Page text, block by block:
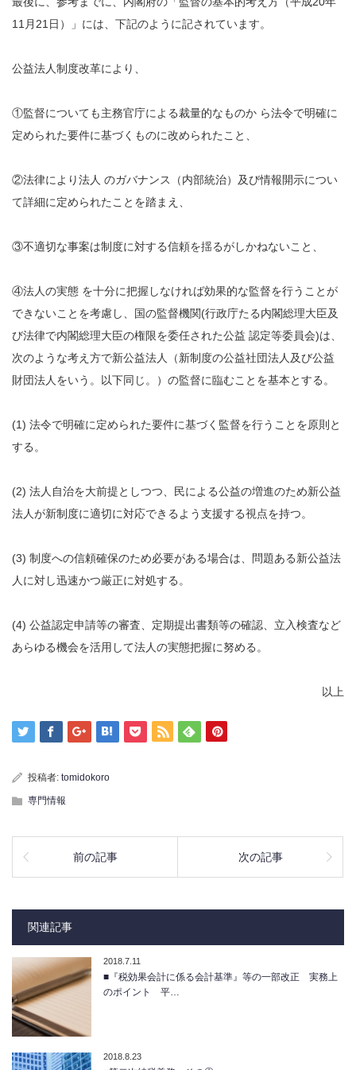
11月21日）」には、下記のように記されています。
公益法人制度改革により、
①監督についても主務官庁による裁量的なものか ら法令で明確に
定められた要件に基づくものに改められたこと、
②法律により法人 のガバナンス（内部統治）及び情報開示につい
て詳細に定められたことを踏まえ、
③不適切な事案は制度に対する信頼を揺るがしかねないこと、
④法人の実態 を十分に把握しなければ効果的な監督を行うことが
できないことを考慮し、国の監督機関(行政庁たる内閣総理大臣及
び法律で内閣総理大臣の権限を委任された公益 認定等委員会)は、
次のような考え方で新公益法人（新制度の公益社団法人及び公益
財団法人をいう。以下同じ。）の監督に臨むことを基本とする。
(1) 法令で明確に定められた要件に基づく監督を行うことを原則と
する。
(2) 法人自治を大前提としつつ、民による公益の増進のため新公益
法人が新制度に適切に対応できるよう支援する視点を持つ。
(3) 制度への信頼確保のため必要がある場合は、問題ある新公益法
人に対し迅速かつ厳正に対処する。
(4) 公益認定申請等の審査、定期提出書類等の確認、立入検査など
あらゆる機会を活用して法人の実態把握に努める。
以上
投稿者: tomidokoro
専門情報
前の記事 次の記事
関連記事
2018.7.11
■『税効果会計に係る会計基準』等の一部改正 実務上
のポイント 平…
2018.8.23